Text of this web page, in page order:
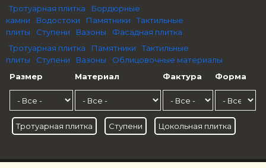
Тротуарная плитка
Бордюрные
камни
Водостоки Памятники
Тактильные
плиты
Ступени Вазоны
Фасадная плитка
Тротуарная плитка
Памятники
Тактильные
плиты
Ступени Вазоны
Облицовочные материалы
Размер
Материал Фактура Форма
Тротуарная плитка Ступени Цокольная плитка